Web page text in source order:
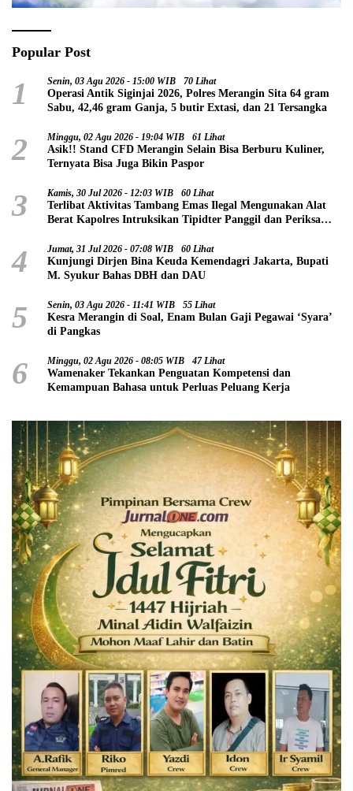
Popular Post
1 Senin, 03 Agu 2026 - 15:00 WIB 70 Lihat
Operasi Antik Siginjai 2026, Polres Merangin Sita 64 gram
Sabu, 42,46 gram Ganja, 5 butir Extasi, dan 21 Tersangka
2 Minggu, 02 Agu 2026 - 19:04 WIB 61 Lihat
Asik!! Stand CFD Merangin Selain Bisa Berburu Kuliner,
Ternyata Bisa Juga Bikin Paspor
3 Kamis, 30 Jul 2026 - 12:03 WIB 60 Lihat
Terlibat Aktivitas Tambang Emas Ilegal Mengunakan Alat
Berat Kapolres Intruksikan Tipidter Panggil dan Periksa
4 Jumat, 31 Jul 2026 - 07:08 WIB 60 Lihat
Kunjungi Dirjen Bina Keuda Kemendagri Jakarta, Bupati
M. Syukur Bahas DBH dan DAU
5 Senin, 03 Agu 2026 - 11:41 WIB 55 Lihat
Kesra Merangin di Soal, Enam Bulan Gaji Pegawai ‘Syara’
di Pangkas
6 Minggu, 02 Agu 2026 - 08:05 WIB 47 Lihat
Wamenaker Tekankan Penguatan Kompetensi dan
Kemampuan Bahasa untuk Perluas Peluang Kerja